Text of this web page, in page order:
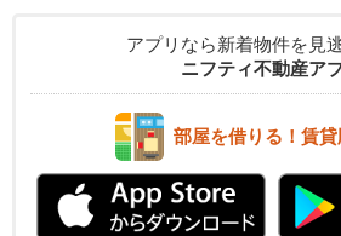
アプリなら新着物件を見
ニフティ不動産ア
部屋を借りる！賃